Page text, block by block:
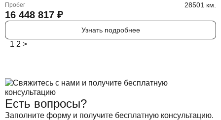
Пробег 28501 км.
16 448 817 ₽
Узнать подробнее
1 2 >
Есть вопросы?
Заполните форму и получите бесплатную консультацию.